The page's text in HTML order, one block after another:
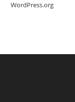
WordPress.org